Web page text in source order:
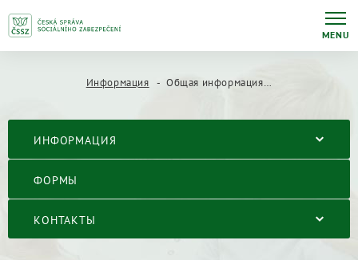
MENU
Информация Общая информация о социальном обеспечении
ИНФОРМАЦИЯ
ФОРМЫ
КОНТАКТЫ